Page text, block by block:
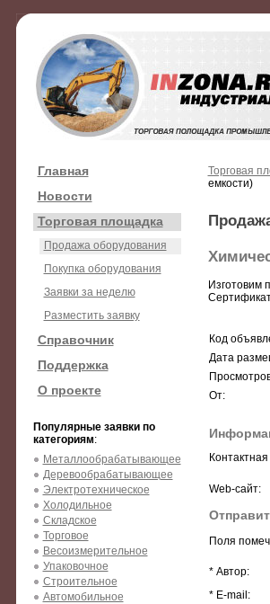
Главная
Новости
Торговая площадка
Продажа оборудования
Покупка оборудования
Заявки за неделю
Разместить заявку
Справочник
Поддержка
О проекте
Популярные заявки по
категориям:
Металлообрабатывающее
Деревообрабатывающее
Электротехническое
Холодильное
Складское
Торговое
Весоизмерительное
Упаковочное
Строительное
Автомобильное
Торговая
емкости)
Изготовим
Код
Дата
От:
Web-сайт:
Поля
* Автор:
* E-mail: